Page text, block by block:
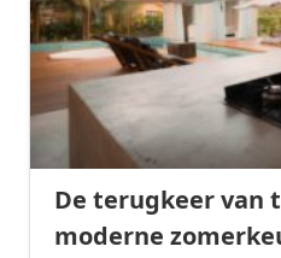
De terugkeer van
moderne